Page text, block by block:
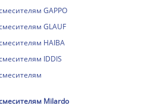
GAPPO
GLAUF
HAIBA
IDDIS
Milardo